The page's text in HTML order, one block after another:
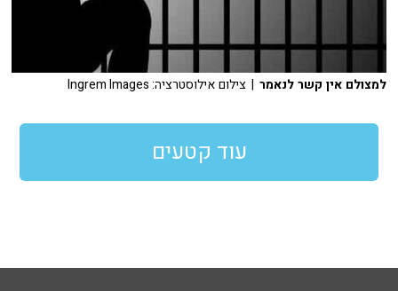
למצולם אין קשר לנאמר | צילום אילוסטרציה: Ingrem Images
עוד קטעים